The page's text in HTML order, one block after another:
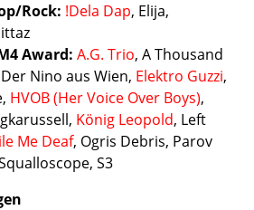
Rock: !Dela Dap, Elija,
Award: A.G. Trio, A Thousand
Nino aus Wien, Elektro Guzzi,
HVOB (Her Voice Over Boys),
König Leopold, Left
Me Deaf, Ogris Debris, Parov
S3